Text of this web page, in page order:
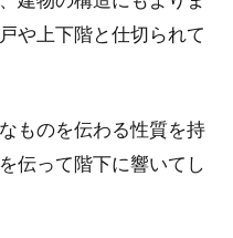
や上下階と仕切られて
ものを伝わる性質を持
伝って階下に響いてし